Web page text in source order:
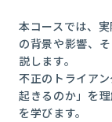
本コースでは、
の背景や影響、
説します。
不正のトライア
起きるのか」を
を学びます。